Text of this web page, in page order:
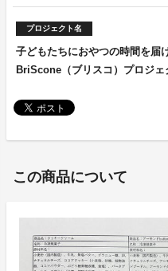
プロジェクト名
子どもたちにおやつの時間を届
BriScone（ブリスコ）プロジェ
この商品について